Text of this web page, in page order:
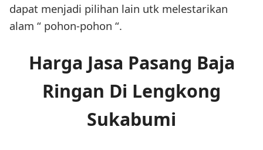
dapat menjadi pilihan lain utk melestarikan
alam “ pohon-pohon “.
Harga Jasa Pasang Baja
Ringan Di Lengkong
Sukabumi